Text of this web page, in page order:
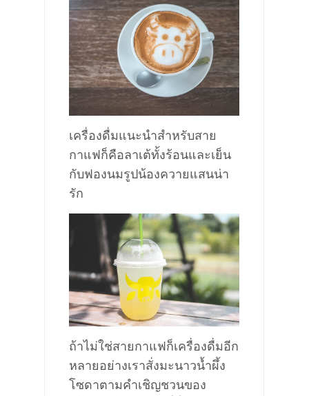
เครื่องดื่มแนะนำสำหรับสาย
กาแฟก็คือลาเต้ทั้งร้อนและเย็น
กับฟองนมรูปน้องควายแสนน่า
รัก
ถ้าไม่ใช่สายกาแฟก็เครื่องดื่มอีก
หลายอย่างเราสั่งมะนาวน้ำผึ้ง
โซดาตามคำเชิญชวนของ